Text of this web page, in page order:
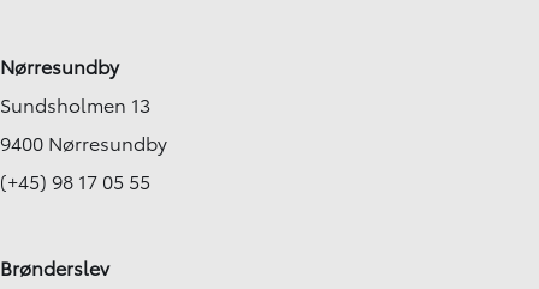
Nørresundby
Sundsholmen 13
9400 Nørresundby
(+45) 98 17 05 55
Brønderslev